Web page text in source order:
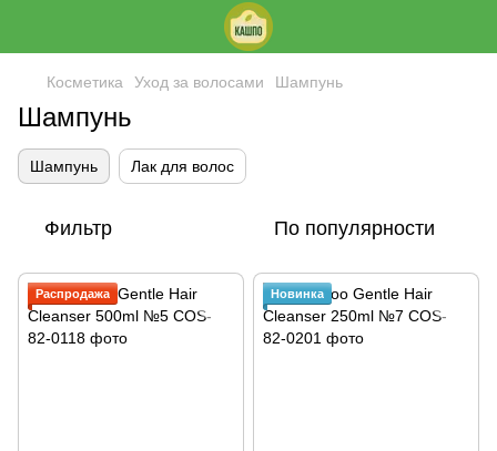
Косметика Уход за волосами Шампунь
Шампунь
Шампунь Лак для волос
Фильтр По популярности
Распродажа Новинка